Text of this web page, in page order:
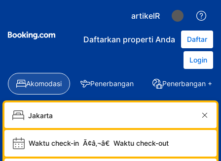
artikelR
Daftarkan properti Anda Daftar
Login
Akomodasi Penerbangan Penerbangan +
Waktu check-in Ã¢â‚¬â€ Waktu check-out